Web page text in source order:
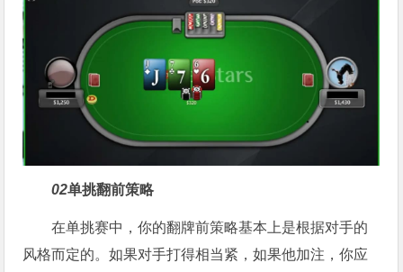
02单挑翻前策略
在单挑赛中，你的翻牌前策略基本上是根据对手的
风格而定的。如果对手打得相当紧，如果他加注，你应